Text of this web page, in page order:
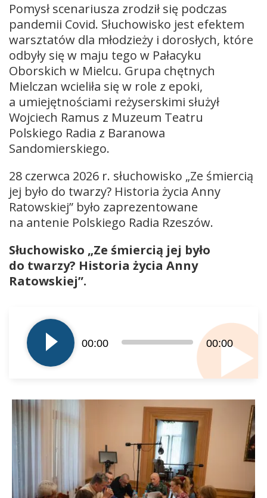
Pomysł scenariusza zrodził się podczas
pandemii Covid. Słuchowisko jest efektem
warsztatów dla młodzieży i dorosłych, które
odbyły się w maju tego w Pałacyku
Oborskich w Mielcu. Grupa chętnych
Mielczan wcieliła się w role z epoki,
a umiejętnościami reżyserskimi służył
Wojciech Ramus z Muzeum Teatru
Polskiego Radia z Baranowa
Sandomierskiego.
28 czerwca 2026 r. słuchowisko „Ze śmiercią
jej było do twarzy? Historia życia Anny
Ratowskiej” było zaprezentowane
na antenie Polskiego Radia Rzeszów.
Słuchowisko „Ze śmiercią jej było
do twarzy? Historia życia Anny
Ratowskiej”.
plików
dźwiękowych
00:00 00:00